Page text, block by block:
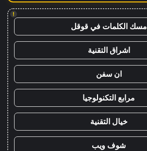
!
مسك الكلمات في قوقل
اشراق التقنية
ان سفن
مرابع التكنولوجيا
خيال التقنية
شوف ويب